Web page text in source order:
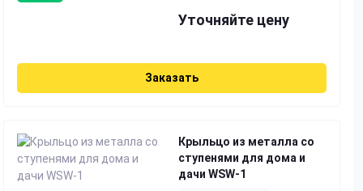
Уточняйте цену
Заказать
Крыльцо из металла со
ступенями для дома и
дачи WSW-1